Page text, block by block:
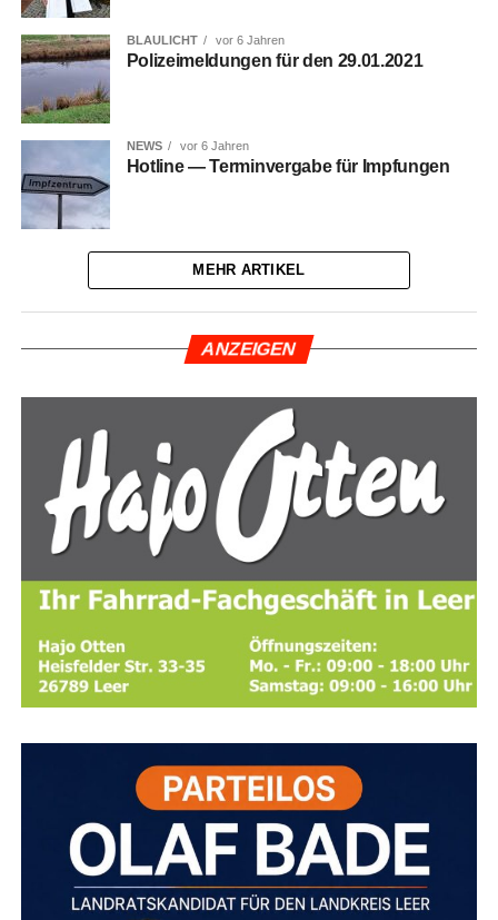
BLAULICHT vor 6 Jahren
Poli­zei­mel­dun­gen für den 29.01.2021
NEWS vor 6 Jahren
Hot­line — Ter­min­ver­ga­be für Impfungen
MEHR ARTIKEL
ANZEI­GEN